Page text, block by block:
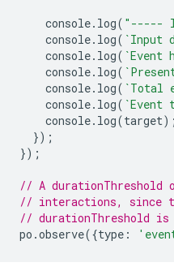
console. log( "-----
console. log( `Input
console. log( `Event
console. log(
console. log( `Total
console. log( `Event
console. log(target);
});
});
// A durationThreshold
// interactions, since
// durationThreshold is
po .observe({type :